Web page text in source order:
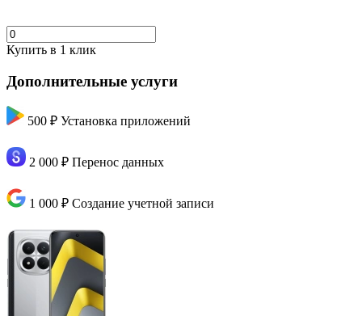
Купить в 1 клик
Дополнительные услуги
500 ₽ Установка приложений
2 000 ₽ Перенос данных
1 000 ₽ Создание учетной записи